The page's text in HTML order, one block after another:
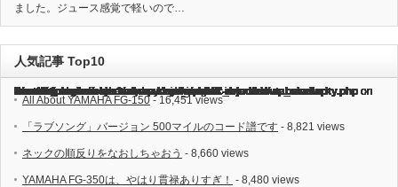
ました。ジュース感覚で軽いので…
人気記事 Top10
Warning: Undefined array key "adf" in
/home/dreamseeker1/abcnavi.com/public_html/kinutabase/wp-content/plugins/rejected-wp-keyword-link-rejected/wp_similarity.php
on line41
Warning: Undefined array key "sim_pages" in
/home/dreamseeker1/abcnavi.com/public_html/kinutabase/wp-content/plugins/rejected-wp-keyword-link-rejected/wp_similarity.php
on line42
Warning: Undefined array key "adf" in
/home/dreamseeker1/abcnavi.com/public_html/kinutabase/wp-content/plugins/rejected-wp-keyword-link-rejected/wp_similarity.php
on line41
Warning: Undefined array key "sim_pages" in
/home/dreamseeker1/abcnavi.com/public_html/kinutabase/wp-content/plugins/rejected-wp-keyword-link-rejected/wp_similarity.php
on line42
Warning: Undefined array key "adf" in
/home/dreamseeker1/abcnavi.com/public_html/kinutabase/wp-content/plugins/rejected-wp-keyword-link-rejected/wp_similarity.php
on line41
Warning: Undefined array key "sim_pages" in
/home/dreamseeker1/abcnavi.com/public_html/kinutabase/wp-content/plugins/rejected-wp-keyword-link-rejected/wp_similarity.php
on line42
Warning: Undefined array key "adf" in
/home/dreamseeker1/abcnavi.com/public_html/kinutabase/wp-content/plugins/rejected-wp-keyword-link-rejected/wp_similarity.php
on line41
Warning: Undefined array key "sim_pages" in
/home/dreamseeker1/abcnavi.com/public_html/kinutabase/wp-content/plugins/rejected-wp-keyword-link-rejected/wp_similarity.php
on line42
Warning: Undefined array key "adf" in
/home/dreamseeker1/abcnavi.com/public_html/kinutabase/wp-content/plugins/rejected-wp-keyword-link-rejected/wp_similarity.php
on line41
Warning: Undefined array key "sim_pages" in
/home/dreamseeker1/abcnavi.com/public_html/kinutabase/wp-content/plugins/rejected-wp-keyword-link-rejected/wp_similarity.php
on line42
Warning: Undefined array key "adf" in
/home/dreamseeker1/abcnavi.com/public_html/kinutabase/wp-content/plugins/rejected-wp-keyword-link-rejected/wp_similarity.php
on line41
Warning: Undefined array key "sim_pages" in
/home/dreamseeker1/abcnavi.com/public_html/kinutabase/wp-content/plugins/rejected-wp-keyword-link-rejected/wp_similarity.php
on line42
Warning: Undefined array key "adf" in
/home/dreamseeker1/abcnavi.com/public_html/kinutabase/wp-content/plugins/rejected-wp-keyword-link-rejected/wp_similarity.php
on line41
Warning: Undefined array key "sim_pages" in
/home/dreamseeker1/abcnavi.com/public_html/kinutabase/wp-content/plugins/rejected-wp-keyword-link-rejected/wp_similarity.php
on line42
Warning: Undefined array key "adf" in
/home/dreamseeker1/abcnavi.com/public_html/kinutabase/wp-content/plugins/rejected-wp-keyword-link-rejected/wp_similarity.php
on line41
Warning: Undefined array key "sim_pages" in
/home/dreamseeker1/abcnavi.com/public_html/kinutabase/wp-content/plugins/rejected-wp-keyword-link-rejected/wp_similarity.php
on line42
Warning: Undefined array key "adf" in
/home/dreamseeker1/abcnavi.com/public_html/kinutabase/wp-content/plugins/rejected-wp-keyword-link-rejected/wp_similarity.php
on line41
Warning: Undefined array key "sim_pages" in
/home/dreamseeker1/abcnavi.com/public_html/kinutabase/wp-content/plugins/rejected-wp-keyword-link-rejected/wp_similarity.php
on line42
Warning: Undefined array key "adf" in
/home/dreamseeker1/abcnavi.com/public_html/kinutabase/wp-content/plugins/rejected-wp-keyword-link-rejected/wp_similarity.php
on line41
Warning: Undefined array key "sim_pages" in
/home/dreamseeker1/abcnavi.com/public_html/kinutabase/wp-content/plugins/rejected-wp-keyword-link-rejected/wp_similarity.php
on line42
All About YAMAHA FG-150 - 16,451 views
「ラブソング」バージョン 500マイルのコード譜です - 8,821 views
ネックの順反りをなおしちゃおう - 8,660 views
YAMAHA FG-350は、やはり貫禄ありすぎ！ - 8,480 views